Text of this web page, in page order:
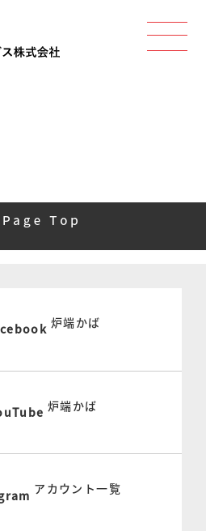
炉端かば
炉端かば
アカウント一覧